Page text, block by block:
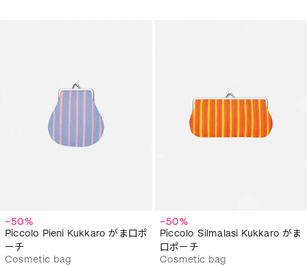
−50%
Piccolo Pieni Kukkaro がま口ポ
ーチ
Cosmetic bag
−50%
Piccolo Silmalasi Kukkaro がま
口ポーチ
Cosmetic bag